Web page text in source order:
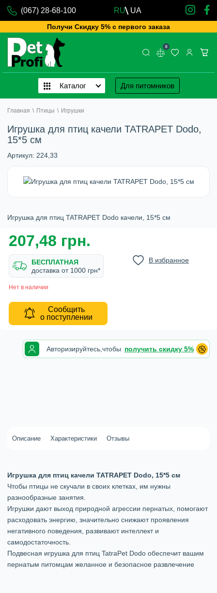
(067) 28-68-100 RU UA
Получи Скидку 5% с первого заказа
0
Каталог Для питомников
Главная \ Птицы \ Игрушки
Игрушка для птиц качели TATRAPET Dodo,
15*5 см
Артикул: 224,33
Игрушка для птиц TATRAPET Dodo качели, 15*5 см
207,48 грн.
БЕСПЛАТНАЯ
доставка от 1000 грн*
В избранное
Нет в наличии
Сообщить
о поступлении
Авторизируйтесь, чтобы получить скидку 5%
Описание Характеристики Отзывы
Игрушка для птиц качели TATRAPET Dodo, 15*5 см
Чтобы птицы не скучали в своих клетках, им нужны
разнообразные занятия.
Игрушки дают выход природной агрессии пернатых, помогают
расходовать энергию, значительно снижают проявления
негативного поведения, развивают интеллект и
самодостаточность.
Подвесная игрушка для птиц TatraPet Dodo обеспечит вашим
пернатым питомцам желанное и безопасное развлечение